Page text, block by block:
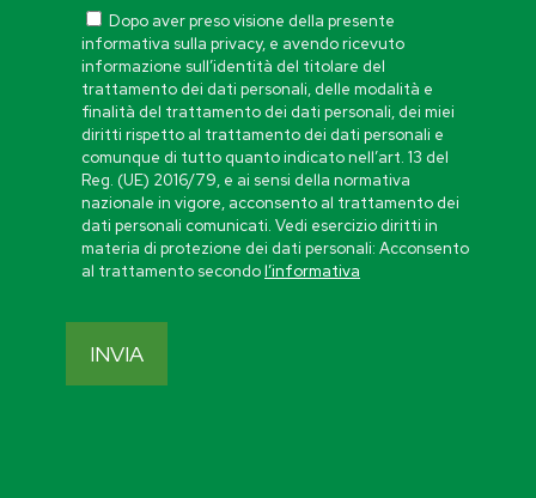
Dopo aver preso visione della presente
informativa sulla privacy, e avendo ricevuto
informazione sull’identità del titolare del
trattamento dei dati personali, delle modalità e
finalità del trattamento dei dati personali, dei miei
diritti rispetto al trattamento dei dati personali e
comunque di tutto quanto indicato nell’art. 13 del
Reg. (UE) 2016/79, e ai sensi della normativa
nazionale in vigore, acconsento al trattamento dei
dati personali comunicati. Vedi esercizio diritti in
materia di protezione dei dati personali: Acconsento
al trattamento secondol’informativa